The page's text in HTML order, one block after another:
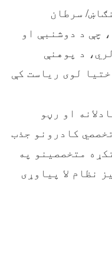
سرطان
او ۹مه نېټه، چې د دوشنبې او
د پوهنې
لوی ریاست کې
او رڼو
کادرونو جذب
متخصصینو په
نظام لا پیاوړی